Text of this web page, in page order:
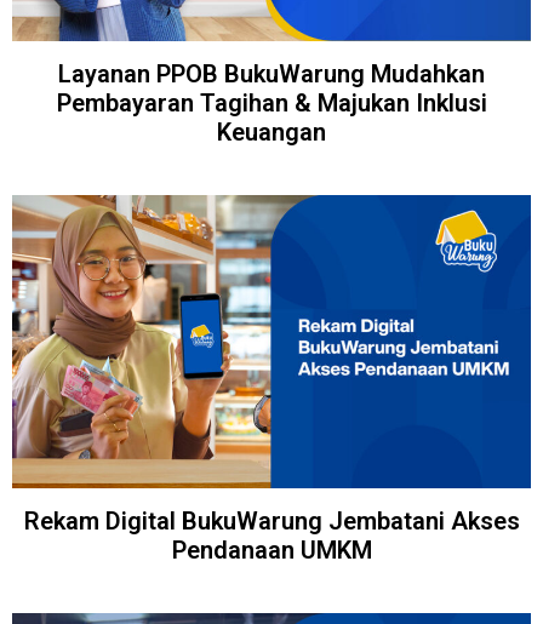
Layanan PPOB BukuWarung Mudahkan
Pembayaran Tagihan & Majukan Inklusi
Keuangan
Rekam Digital BukuWarung Jembatani Akses
Pendanaan UMKM